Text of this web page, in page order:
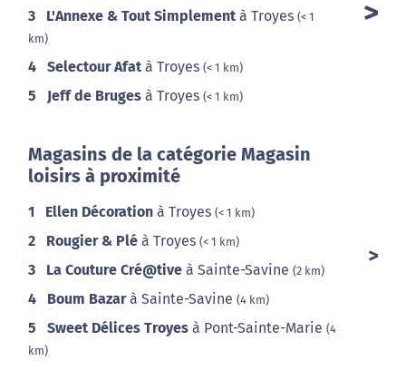
3 L'Annexe & Tout Simplement à Troyes (< 1
km)
4 Selectour Afat à Troyes (< 1 km)
5 Jeff de Bruges à Troyes (< 1 km)
Magasins de la catégorie Magasin
loisirs à proximité
1 Ellen Décoration à Troyes (< 1 km)
2 Rougier & Plé à Troyes (< 1 km)
3 La Couture Cré@tive à Sainte-Savine (2 km)
4 Boum Bazarà Sainte-Savine (4 km)
5 Sweet Délices Troyes à Pont-Sainte-Marie (4
km)